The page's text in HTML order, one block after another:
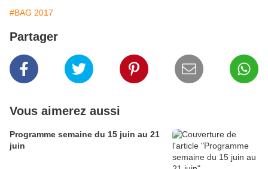
#BAG 2017
Partager
Vous aimerez aussi
Programme semaine du 15 juin au 21
juin